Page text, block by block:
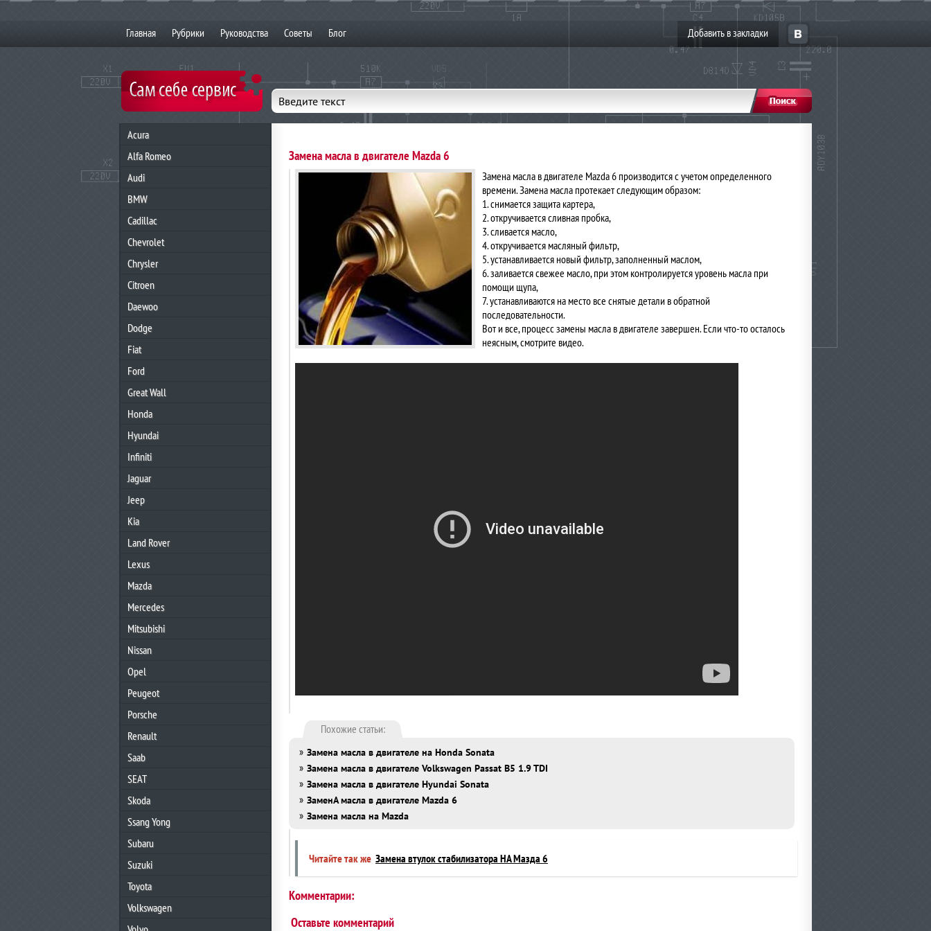
Главная Рубрики Руководства Советы Блог Добавить в закладки
Acura
Alfa Romeo
Audi
BMW
Cadillac
Chevrolet
Chrysler
Citroen
Daewoo
Dodge
Fiat
Ford
Great Wall
Honda
Hyundai
Infiniti
Jaguar
Jeep
Kia
Land Rover
Lexus
Mazda
Mercedes
Mitsubishi
Nissan
Opel
Peugeot
Porsche
Renault
Saab
SEAT
Skoda
Ssang Yong
Subaru
Suzuki
Toyota
Volkswagen
Введите текст
Замена масла в двигателе Mazda 6
Замена масла в двигателе Mazda 6 производится с учетом определенного
времени. Замена масла протекает следующим образом:
1. снимается защита картера,
2. откручивается сливная пробка,
3. сливается масло,
4. откручивается масляный фильтр,
5. устанавливается новый фильтр, заполненный маслом,
6. заливается свежее масло, при этом контролируется уровень масла при
помощи щупа,
7. устанавливаются на место все снятые детали в обратной
последовательности.
Вот и все, процесс замены масла в двигателе завершен. Если что-то осталось
неясным, смотрите видео.
Похожие статьи:
» Замена масла в двигателе на Honda Sonata
» Замена масла в двигателе Volkswagen Passat B5 1.9 TDI
» Замена масла в двигателе Hyundai Sonata
» ЗаменА масла в двигателе Mazda 6
» Замена масла на Mazda
Читайте так же Замена втулок стабилизатора НА Мазда 6
Комментарии:
Оставьте комментарий